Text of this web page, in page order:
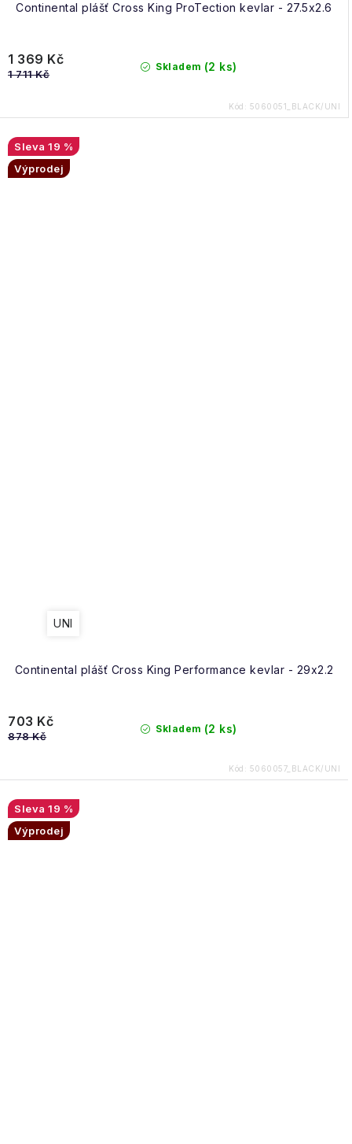
Continental plášť Cross King ProTection kevlar - 27.5x2.6
Skladem (2 ks)
1 369 Kč
1 711 Kč
Kód: 5060051_BLACK/UNI
Continental plášť Cross King Performance kevlar - 29x2.2
19 %
Výprodej
UNI
Skladem (2 ks)
703 Kč
878 Kč
Kód: 5060057_BLACK/UNI
19 %
Výprodej